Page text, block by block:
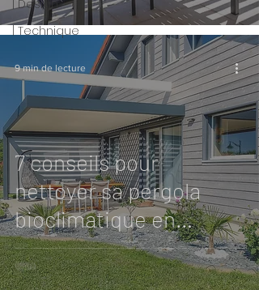
| Design
| Technique
7 conseils pour
nettoyer sa pergola
bioclimatique en
aluminium : lames,
structure & accessoires
9 min de lecture